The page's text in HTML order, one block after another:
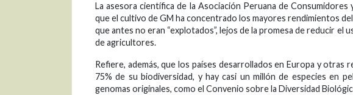
La asesora científica de la Asociación Peruana de Consumidores
que el cultivo de GM ha concentrado los mayores rendimientos
que antes no eran “explotados”, lejos de la promesa de reducir el
de agricultores.
Refiere, además, que los países desarrollados en Europa y otras
75% de su biodiversidad, y hay casi un millón de especies en
genomas originales, como el Convenio sobre la Diversidad